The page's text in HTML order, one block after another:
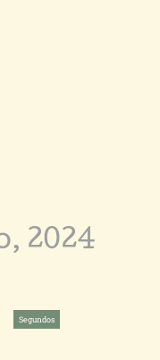
2024
Segundos